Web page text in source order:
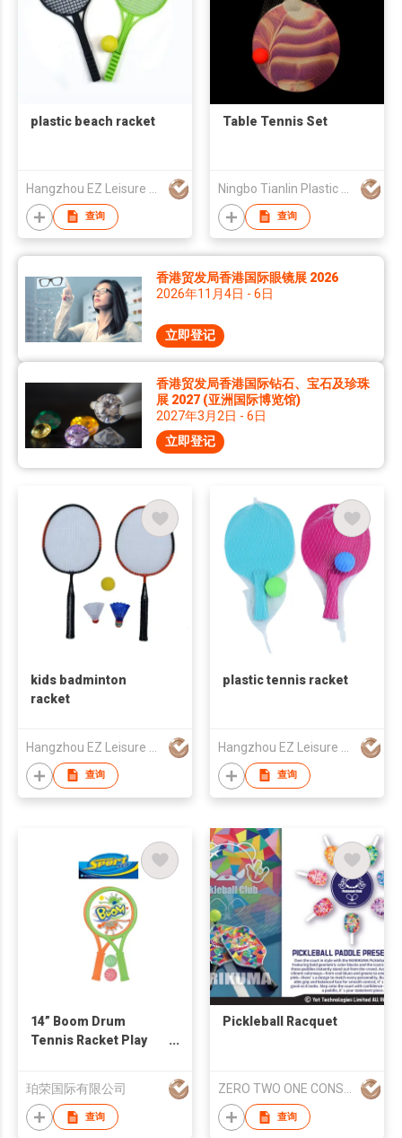
plastic beach racket
查询
Table Tennis Set
查询
香港贸发局香港国际眼镜展 2026
2026年11月4日 - 6日
立即登记
香港贸发局香港国际钻石、宝石及珍珠
展 2027 (亚洲国际博览馆)
2027年3月2日 - 6日
立即登记
kids badminton
racket
查询
plastic tennis racket
查询
14” Boom Drum
Tennis Racket Play
珀荣国际有限公司
查询
Pickleball Racquet
ZERO TWO ONE CONSULTANCY
查询